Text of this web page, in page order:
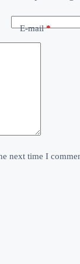
E-mail*
next time I